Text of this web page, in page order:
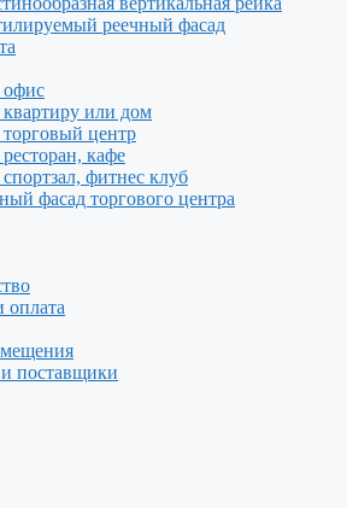
реечный фасад
офис
или дом
центр
кафе
фитнес клуб
фасад торгового центра
оплата
поставщики